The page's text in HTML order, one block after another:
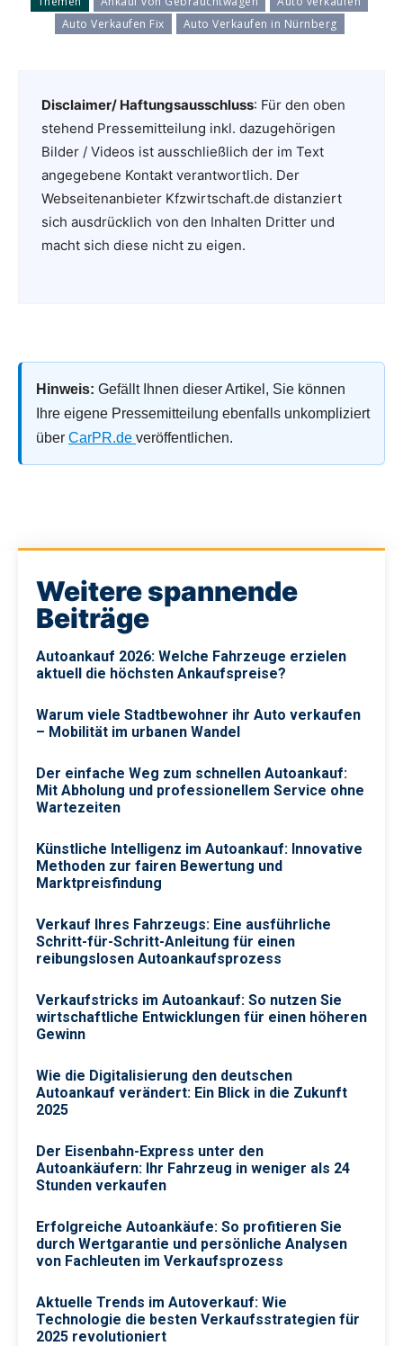
Auto Verkaufen Fix
Auto Verkaufen in Nürnberg
Disclaimer/ Haftungsausschluss: Für den oben
stehend Pressemitteilung inkl. dazugehörigen
Bilder / Videos ist ausschließlich der im Text
angegebene Kontakt verantwortlich. Der
Webseitenanbieter Kfzwirtschaft.de distanziert
sich ausdrücklich von den Inhalten Dritter und
macht sich diese nicht zu eigen.
Hinweis: Gefällt Ihnen dieser Artikel, Sie können
Ihre eigene Pressemitteilung ebenfalls unkompliziert
über CarPR.de veröffentlichen.
Weitere spannende
Beiträge
Autoankauf 2026: Welche Fahrzeuge erzielen
aktuell die höchsten Ankaufspreise?
Warum viele Stadtbewohner ihr Auto verkaufen
– Mobilität im urbanen Wandel
Der einfache Weg zum schnellen Autoankauf:
Mit Abholung und professionellem Service ohne
Wartezeiten
Künstliche Intelligenz im Autoankauf: Innovative
Methoden zur fairen Bewertung und
Marktpreisfindung
Verkauf Ihres Fahrzeugs: Eine ausführliche
Schritt-für-Schritt-Anleitung für einen
reibungslosen Autoankaufsprozess
Verkaufstricks im Autoankauf: So nutzen Sie
wirtschaftliche Entwicklungen für einen höheren
Gewinn
Wie die Digitalisierung den deutschen
Autoankauf verändert: Ein Blick in die Zukunft
2025
Der Eisenbahn-Express unter den
Autoankäufern: Ihr Fahrzeug in weniger als 24
Stunden verkaufen
Erfolgreiche Autoankäufe: So profitieren Sie
durch Wertgarantie und persönliche Analysen
von Fachleuten im Verkaufsprozess
Aktuelle Trends im Auto­verkauf: Wie
Technologie die besten Verkaufsstrategien für
2025 revolutioniert